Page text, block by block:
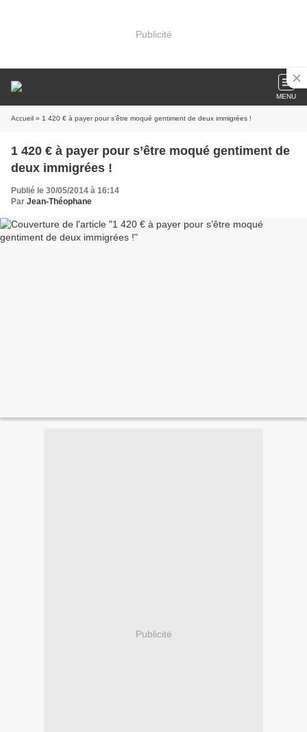
Publicité
MENU
Accueil » 1 420 € à payer pour s’être moqué gentiment de deux immigrées !
1 420 € à payer pour s’être moqué gentiment de
deux immigrées !
Publié le 30/05/2014 à 16:14
Par Jean-Théophane
Publicité